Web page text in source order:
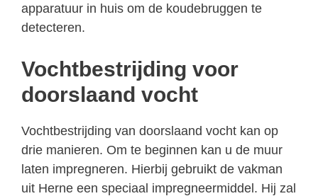
apparatuur in huis om de koudebruggen te
detecteren.
Vochtbestrijding voor
doorslaand vocht
Vochtbestrijding van doorslaand vocht kan op
drie manieren. Om te beginnen kan u de muur
laten impregneren. Hierbij gebruikt de vakman
uit Herne een speciaal impregneermiddel. Hij zal